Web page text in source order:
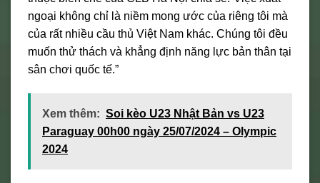
ngoại không chỉ là niềm mong ước của riêng tôi mà
của rất nhiều cầu thủ Việt Nam khác. Chúng tôi đều
muốn thử thách và khẳng định năng lực bản thân tại
sân chơi quốc tế.”
Xem thêm: Soi kèo U23 Nhật Bản vs U23
Paraguay 00h00 ngày 25/07/2024 – Olympic
2024